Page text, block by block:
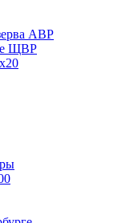
АВР
ЩВР